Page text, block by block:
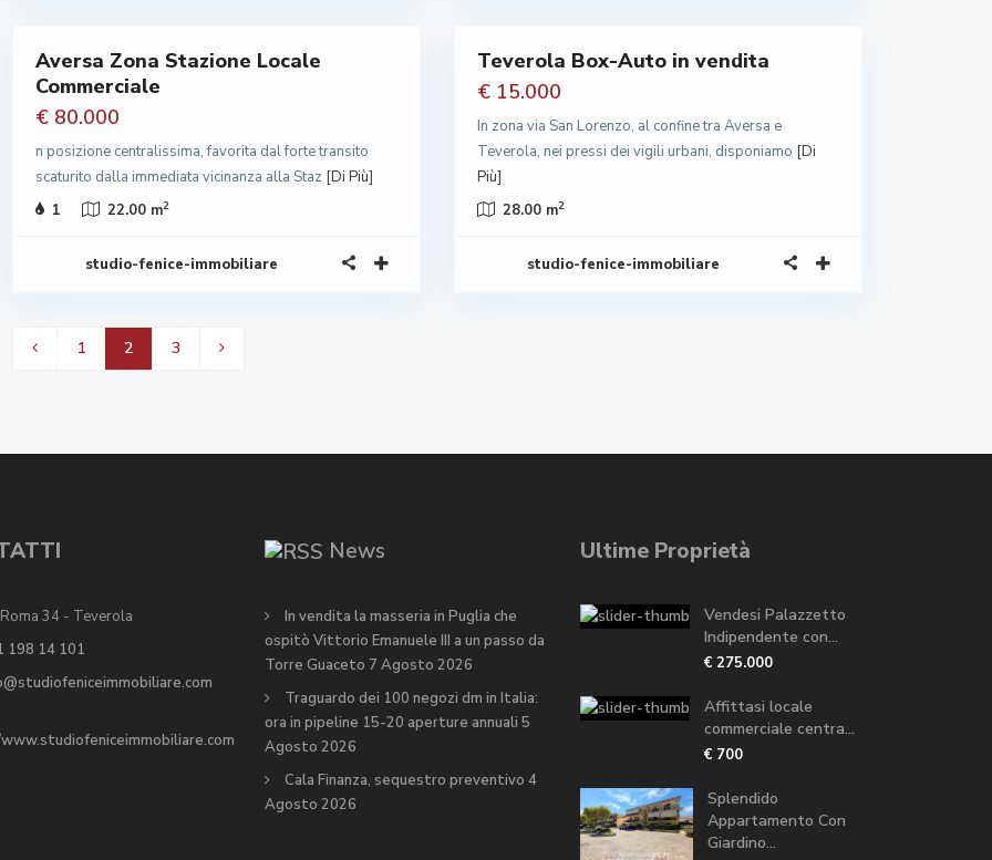
Aversa Zona Stazione Locale
Commerciale
€ 80.000
n posizione centralissima, favorita dal forte transito
scaturito dalla immediata vicinanza alla Staz [Di Più]
1
22.00 m2
studio-fenice-immobiliare
Teverola Box-Auto in vendita
€ 15.000
In zona via San Lorenzo, al confine tra Aversa e
Teverola, nei pressi dei vigili urbani, disponiamo [Di
Più]
28.00 m2
studio-fenice-immobiliare
1 2 3
34 - Teverola
198 14 101
News
In vendita la masseria in Puglia che
ospitò Vittorio Emanuele III a un passo da
Torre Guaceto 7 Agosto 2026
Traguardo dei 100 negozi dm in Italia:
ora in pipeline 15-20 aperture annuali 5
Agosto 2026
Cala Finanza, sequestro preventivo 4
Agosto 2026
Ultime Proprietà
Vendesi Palazzetto
Indipendente con...
€ 275.000
Affittasi locale
commerciale centra...
€ 700
Splendido
Appartamento Con
Giardino...